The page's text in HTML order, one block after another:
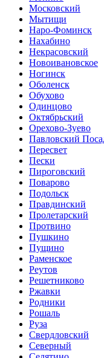
Московский
Мытищи
Наро-Фоминск
Нахабино
Некрасовский
Новоивановское
Ногинск
Оболенск
Обухово
Одинцово
Октябрьский
Орехово-Зуево
Павловский
Пересвет
Пески
Пироговский
Поварово
Подольск
Правдинский
Пролетарский
Протвино
Пушкино
Пущино
Раменское
Реутов
Решетниково
Ржавки
Родники
Рошаль
Руза
Свердловский
Северный